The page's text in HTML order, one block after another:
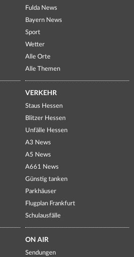
Fulda News
Bayern News
Sport
Wetter
Alle Orte
Alle Themen
VERKEHR
Staus Hessen
Blitzer Hessen
Unfälle Hessen
A3 News
A5 News
A661 News
Günstig tanken
Parkhäuser
Flugplan Frankfurt
Schulausfälle
ON AIR
Sendungen